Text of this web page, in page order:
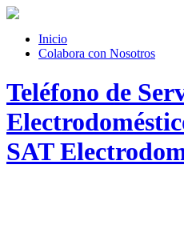
Inicio
Colabora con Nosotros
Teléfono de
SAT